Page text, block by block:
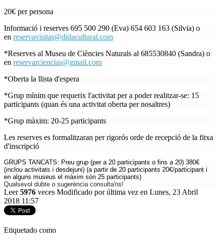
20€ per persona
Informació i reserves 695 500 290 (Eva) 654 603 163 (Silvia) o
en reservavisitas@didacultural.com
*Reserves al Museu de Ciències Naturals al 685530840 (Sandra) o
en reservarciencias@gmail.com
*Oberta la llista d'espera
*Grup mínim que requerix l'activitat per a poder realitzar-se: 15
participants (quan és una activitat oberta per nosaltres)
*Grup màxim: 20-25 participants
Les reserves es formalitzaran per rigorós orde de recepció de la fitxa
d'inscripció
GRUPS TANCATS: Preu grup (per a 20 participants o fins a 20) 380€
(inclou activitats i desdejuni) (a partir de 20 participants 20€/participant i
en alguns museus el màxim són 25 participants)
Qualsevol dubte o sugerència consulta'ns!
Leer5976 veces Modificado por última vez en Lunes, 23 Abril
2018 11:57
Etiquetado como